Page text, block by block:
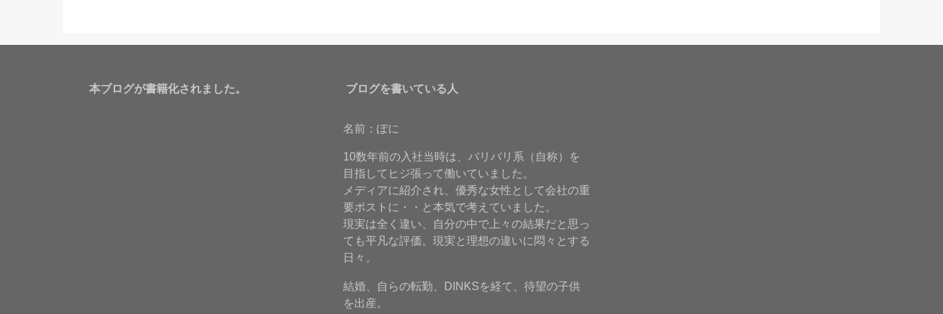
本ブログが書籍化されました。 ブログを書いている人
名前：ぽに
10数年前の入社当時は、バリバリ系（自称）を
目指してヒジ張って働いていました。
メディアに紹介され、優秀な女性として会社の重
要ポストに・・と本気で考えていました。
現実は全く違い、自分の中で上々の結果だと思っ
ても平凡な評価。現実と理想の違いに悶々とする
日々。
結婚、自らの転勤、DINKSを経て、待望の子供
を出産。